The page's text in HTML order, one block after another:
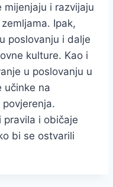
mijenjaju i razvijaju
Ipak,
poslovanju i dalje
kulture. Kao i
u poslovanju u
učinke na
i običaje
bi se ostvarili